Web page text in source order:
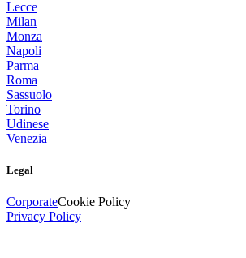
Lecce
Milan
Monza
Napoli
Parma
Roma
Sassuolo
Torino
Udinese
Venezia
Legal
CorporateCookie Policy
Privacy Policy